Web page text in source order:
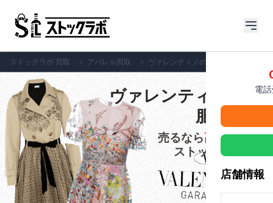
電
店舗情報
ストックラボ 買取 ＞ アパレル買取 ＞ ヴァレンティノの洋服
ヴァレンティノの洋
服の買取
売るなら高価買取の
ストックラボへ!!